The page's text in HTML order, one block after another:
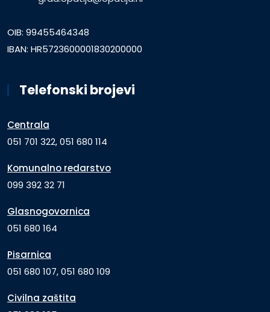
OIB: 99455464348
IBAN: HR5723600001830200000
Telefonski brojevi
Centrala
051 701 322, 051 680 114
Komunalno redarstvo
099 392 32 71
Glasnogovornica
051 680 164
Pisarnica
051 680 107, 051 680 109
Civilna zaštita